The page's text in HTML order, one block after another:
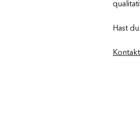
Hast